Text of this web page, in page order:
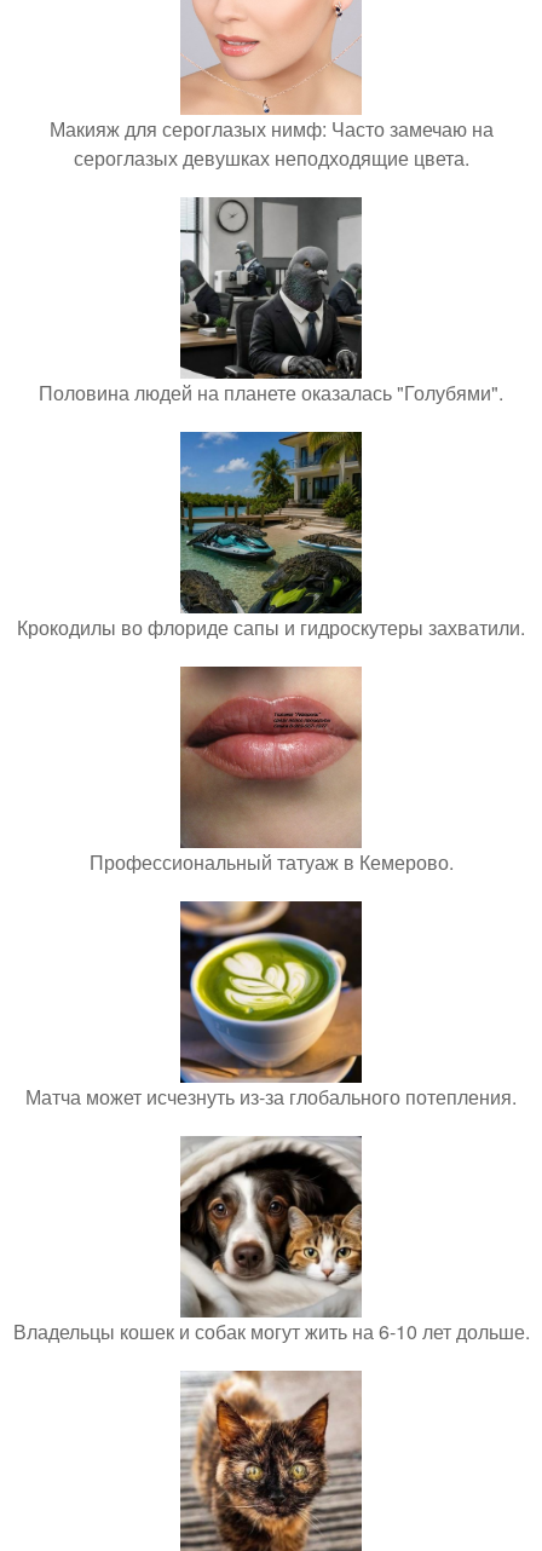
Макияж для сероглазых нимф: Часто замечаю на
сероглазых девушках неподходящие цвета.
Половина людей на планете оказалась "Голубями".
Крокодилы во флориде сапы и гидроскутеры захватили.
Профессиональный татуаж в Кемерово.
Матча может исчезнуть из-за глобального потепления.
Владельцы кошек и собак могут жить на 6-10 лет дольше.